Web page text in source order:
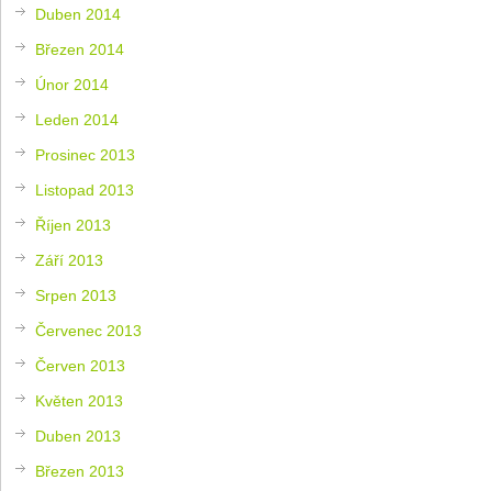
Duben 2014
Březen 2014
Únor 2014
Leden 2014
Prosinec 2013
Listopad 2013
Říjen 2013
Září 2013
Srpen 2013
Červenec 2013
Červen 2013
Květen 2013
Duben 2013
Březen 2013